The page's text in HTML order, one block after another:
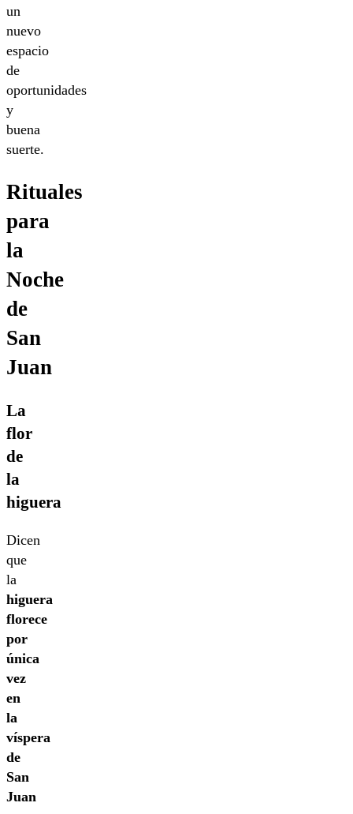
un
nuevo
espacio
de
oportunidades
y
buena
suerte.
Rituales
para
la
Noche
de
San
Juan
La
flor
de
la
higuera
Dicen
que
la
higuera
florece
por
única
vez
en
la
víspera
de
San
Juan